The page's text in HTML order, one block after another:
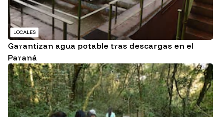
LOCALES
Garantizan agua potable tras descargas en el
Paraná